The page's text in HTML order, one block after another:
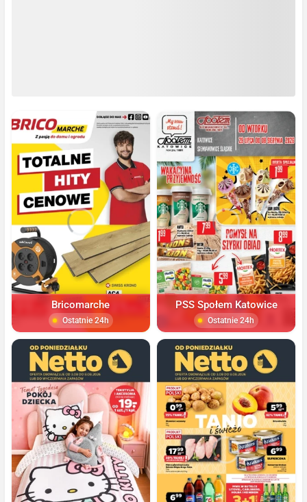
Bricomarche
Ostatnie 24h
PSS Społem Katowice
Ostatnie 24h